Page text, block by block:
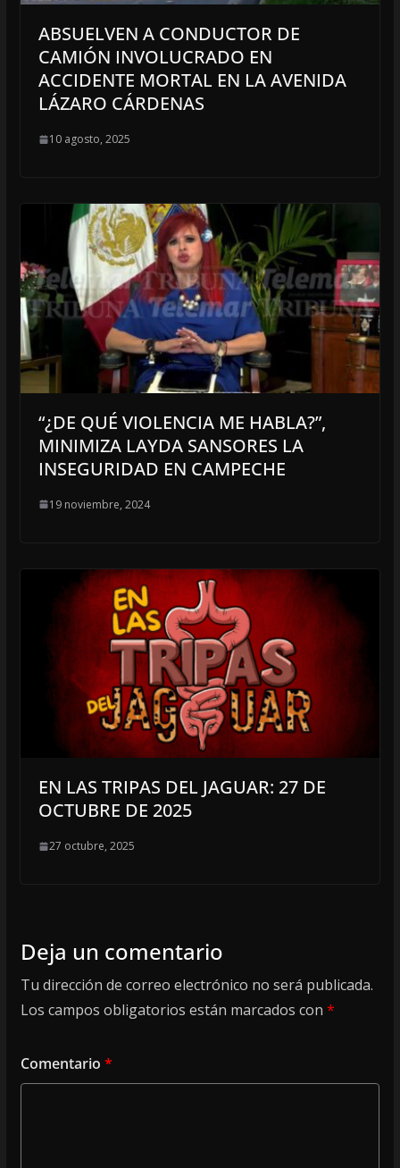
ABSUELVEN A CONDUCTOR DE
CAMIÓN INVOLUCRADO EN
ACCIDENTE MORTAL EN LA AVENIDA
LÁZARO CÁRDENAS
10 agosto, 2025
“¿DE QUÉ VIOLENCIA ME HABLA?”,
MINIMIZA LAYDA SANSORES LA
INSEGURIDAD EN CAMPECHE
19 noviembre, 2024
EN LAS TRIPAS DEL JAGUAR: 27 DE
OCTUBRE DE 2025
27 octubre, 2025
Deja un comentario
Tu dirección de correo electrónico no será publicada.
Los campos obligatorios están marcados con *
Comentario *